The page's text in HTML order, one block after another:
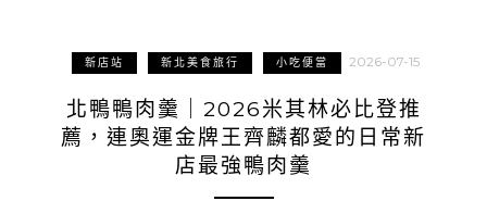
新店站 新北美食旅行 小吃便當 2026-07-15
北鴨鴨肉羹｜2026米其林必比登推
薦，連奧運金牌王齊麟都愛的日常新
店最強鴨肉羹